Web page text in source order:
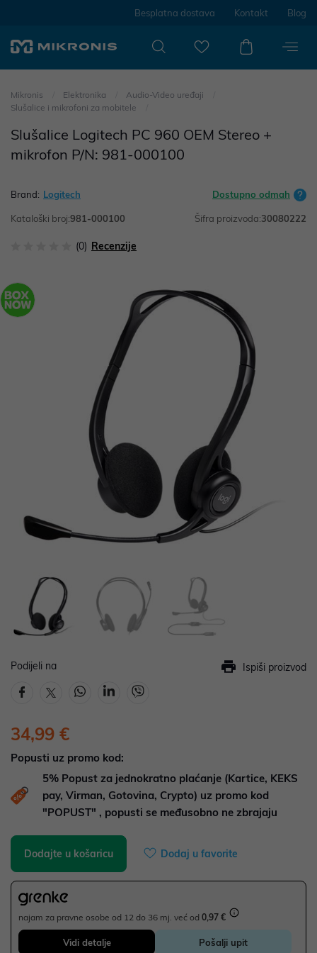
Besplatna dostava Kontakt Blog
Mikronis Elektronika
Audio-Video uređaji
Slušalice i mikrofoni za mobitele
Slušalice Logitech PC 960 OEM Stereo +
mikrofon P/N: 981-000100
Brand: Logitech Dostupno odmah
Kataloški broj:981-000100 Šifra proizvoda:30080222
(0) Recenzije
Podijeli na Ispiši proizvod
34,99 €
Popusti uz promo kod:
5% Popust za jednokratno plaćanje (Kartice, KEKS
pay, Virman, Gotovina, Crypto) uz promo kod
"POPUST" , popusti se međusobno ne zbrajaju
Dodajte u košaricu Dodaj u favorite
najam za pravne osobe od 12 do 36 mj. već od 0,97 €
Vidi detalje Pošalji upit